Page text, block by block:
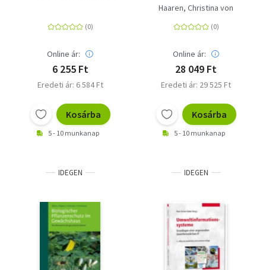
Online ár:
6 255 Ft
Eredeti ár: 6 584 Ft
Kosárba
5 - 10 munkanap
Haaren, Christina von
Online ár:
28 049 Ft
Eredeti ár: 29 525 Ft
Kosárba
5 - 10 munkanap
IDEGEN IDEGEN